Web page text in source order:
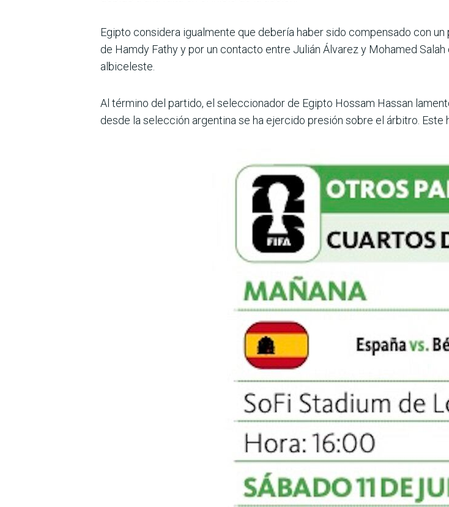
Egipto considera igualmente que debería haber sido com­pensado con
de Hamdy Fathy y por un contacto entre Julián Álvarez y Mohamed
albiceleste.
Al término del partido, el seleccionador de Egipto Hossam Hassan
desde la selección argentina se ha ejercido presión sobre el árbi­tro. Este